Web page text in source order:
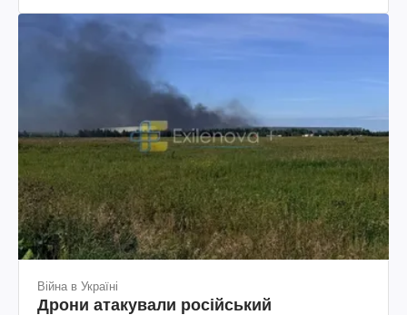
Війна в Україні
Дрони атакували російський